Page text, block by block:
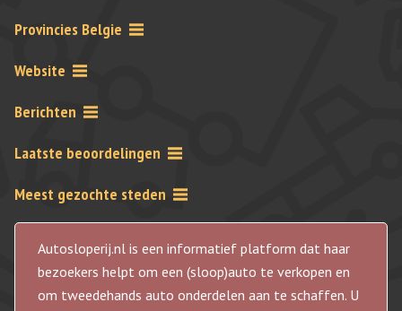
Provincies Belgie
Website
Berichten
Laatste beoordelingen
Meest gezochte steden
Autosloperij.nl is een informatief platform dat haar
bezoekers helpt om een (sloop)auto te verkopen en
om tweedehands auto onderdelen aan te schaffen. U